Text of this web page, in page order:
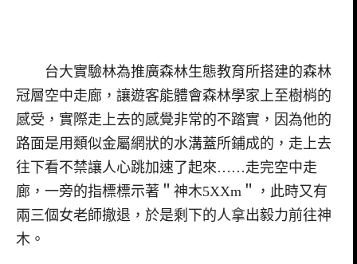
台大實驗林為推廣森林生態教育所搭建的森林
冠層空中走廊，讓遊客能體會森林學家上至樹梢的
感受，實際走上去的感覺非常的不踏實，因為他的
路面是用類似金屬網狀的水溝蓋所鋪成的，走上去
往下看不禁讓人心跳加速了起來……走完空中走
廊，一旁的指標標示著＂神木5XXm＂，此時又有
兩三個女老師撤退，於是剩下的人拿出毅力前往神
木。